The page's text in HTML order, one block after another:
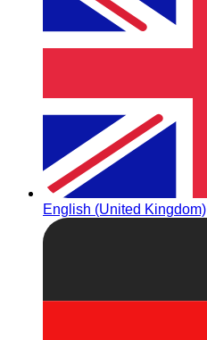
English (United Kingdom)